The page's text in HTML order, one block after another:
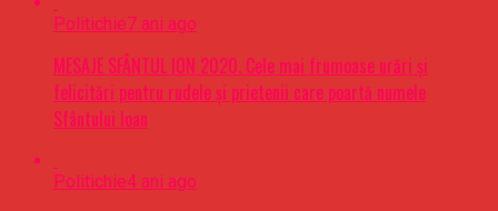
Politichie7 ani ago
MESAJE SFÂNTUL ION 2020. Cele mai frumoase urări şi
felicitări pentru rudele şi prietenii care poartă numele
Sfântului Ioan
Politichie4 ani ago